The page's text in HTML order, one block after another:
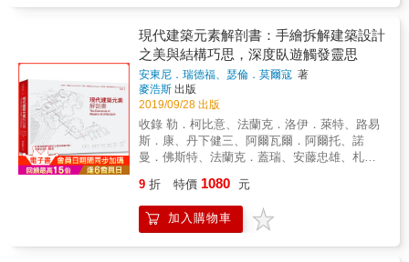
化等交織的互動關係， 持續追問「空間設計，
要思考的是： 」。
兩篇附錄，極致詳盡的闡述了「合勤共生宅」
長照單位、專家學者、產業菁英乃至於活動團
隊、物業管理及銀行團隊等等，以提供選擇入
住的高齡長者最完整、豐富、多元、便利及實
用的服務。 這樣一棟專業的高齡住宅建設，在
高齡化社會已臻成熟的日本早以隨處可見，但
在台灣卻是名符其實的「第一棟」，合勤團隊
身先士卒的精神值得被記述與傳揚，相信透過
該團隊的精心規畫及戮力經營，將能夠影響台
造，共同守護正在急速邁向高齡化社會的台
灣，讓老年人真正老有所依，老有所養。 名人
推薦 【產官學社會菁英‧聯名推薦】（按姓名筆
劃排列） 暖暖客廳NN15國際創新創辦人 王瑜
音樂博物館──作出一個總回顧，我們不難發現
它們包含著一條共通的線索：一種自我挑戰的
精神，一種長留在人類記憶裡的渴望！ 本書特
色 1.本書收錄了人類歷史最無與倫比的建築瑰
寶，像是展示人類建築創意的一面櫥窗，它把
最有代表性的設計巧思盡現讀者眼前。 2.本書
裝幀精美，鋪排搶眼，集合了古往今來最著名
和最宏偉的建築巨構。上至古埃及金字塔，下
至當代建築天才的傑作，展示出人類原創精神
的演化軌跡。 3.書中圖片精挑細確定選，務求
的構造奧妙與文化背景娓娓道來，讓讀者可以
遊心馳目於一趟五大洲的建築之旅。透過照片
和文字的結合，讓建築傑作的精神氣韻充分展
現代建築元素解剖書：手繪拆解建築設計
之美與結構巧思，深度臥遊觸發靈思
安東尼．瑞德福、瑟倫．莫爾寇 著
麥浩斯 出版
2019/09/28 出版
收錄 勒．柯比意、法蘭克．洛伊．萊特、路易
斯．康、丹下健三、阿爾瓦爾．阿爾托、諾
曼．佛斯特、法蘭克．蓋瑞、安藤忠雄、札
作品，分析環境、基地、結構、設計，以及空
間與人的關係，通盤了解現代建築大師設計的
精髓妙處。 體驗建築的樂趣， 是一種基於具體
9 折 特價 1080 元
加入購物車